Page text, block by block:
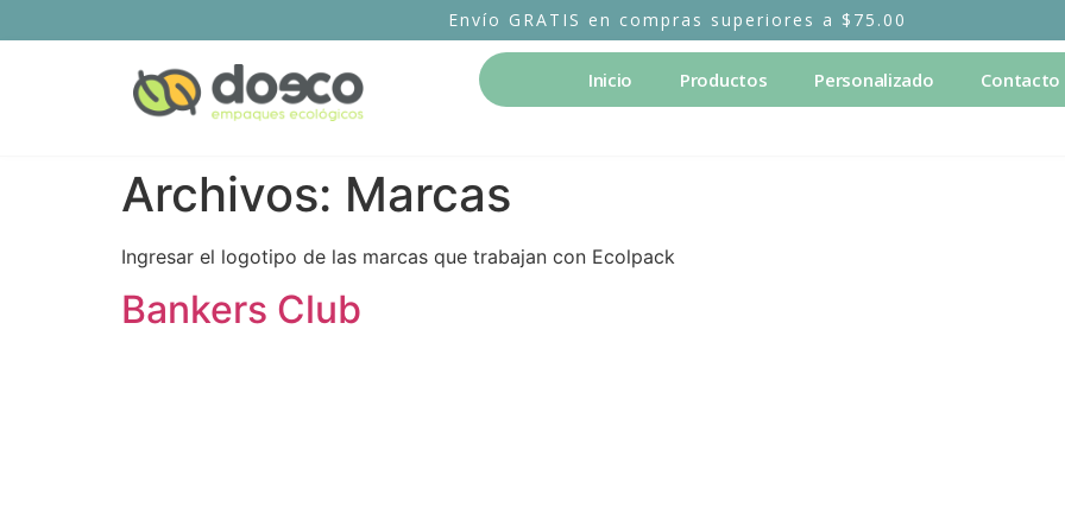
Envío GRATIS en compras superiores a $75.00
Inicio Productos Personalizado Contacto
Archivos: Marcas
Ingresar el logotipo de las marcas que trabajan con Ecolpack
Bankers Club